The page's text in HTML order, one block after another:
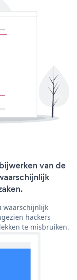
van de
waarschijnlijk
hackers
te misbruiken.